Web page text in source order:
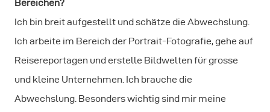
Bereichen?
Ich bin breit aufgestellt und schätze die Abwechslung.
Ich arbeite im Bereich der Portrait-Fotografie, gehe auf
Reisereportagen und erstelle Bildwelten für grosse
und kleine Unternehmen. Ich brauche die
Abwechslung. Besonders wichtig sind mir meine